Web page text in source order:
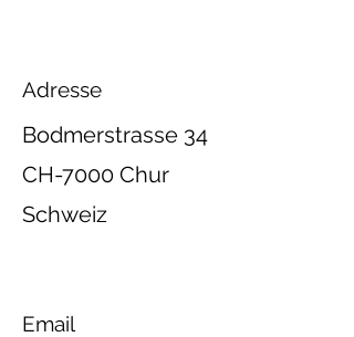
Adresse
Bodmerstrasse 34
CH-7000 Chur
Schweiz
Email